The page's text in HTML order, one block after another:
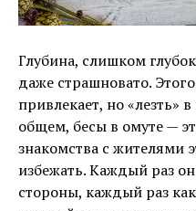
Глубина, слишком
даже страшновато.
привлекает, но «лезть»
общем, бесы в омуте —
знакомства с жителями
избежать. Каждый раз
стороны, каждый раз